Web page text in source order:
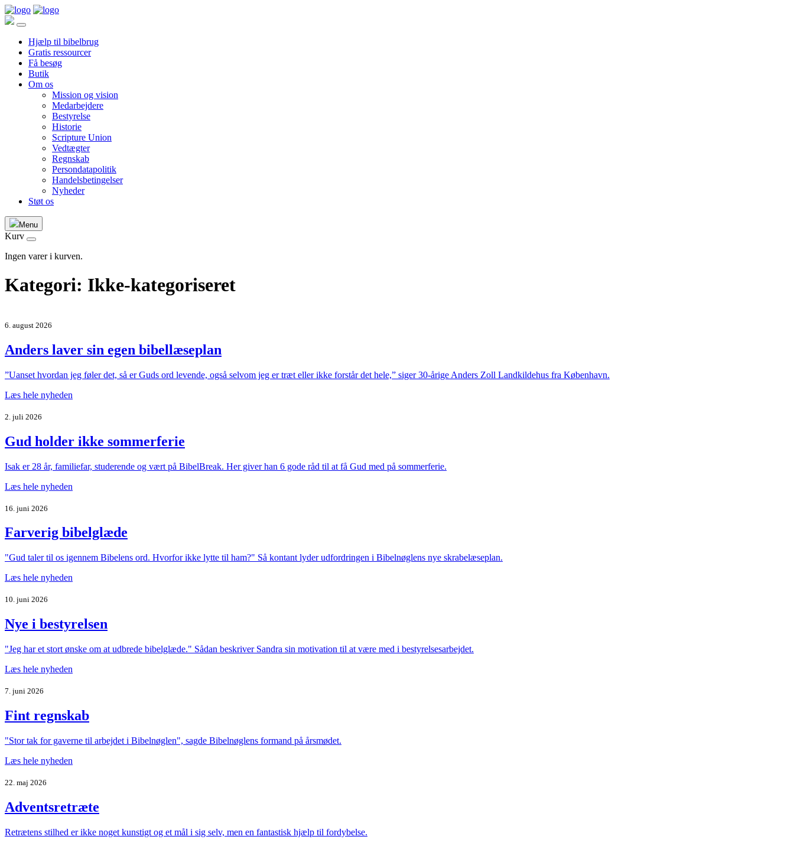
Hjælp til bibelbrug
Gratis ressourcer
Få besøg
Butik
Om os
Mission og vision
Medarbejdere
Bestyrelse
Historie
Scripture Union
Vedtægter
Regnskab
Persondatapolitik
Handelsbetingelser
Nyheder
Støt os
Menu
Kurv
Ingen varer i kurven.
Kategori: Ikke-kategoriseret
6. august 2026
Anders laver sin egen bibellæseplan
”Uanset hvordan jeg føler det, så er Guds ord levende, også selvom jeg er træt eller ikke forstår det hele,” siger 30-årige Anders Zoll Landkildehus fra København.
Læs hele nyheden
2. juli 2026
Gud holder ikke sommerferie
Isak er 28 år, familiefar, studerende og vært på BibelBreak. Her giver han 6 gode råd til at få Gud med på sommerferie.
Læs hele nyheden
16. juni 2026
Farverig bibelglæde
"Gud taler til os igennem Bibelens ord. Hvorfor ikke lytte til ham?" Så kontant lyder udfordringen i Bibelnøglens nye skrabelæseplan.
Læs hele nyheden
10. juni 2026
Nye i bestyrelsen
"Jeg har et stort ønske om at udbrede bibelglæde." Sådan beskriver Sandra sin motivation til at være med i bestyrelsesarbejdet.
Læs hele nyheden
7. juni 2026
Fint regnskab
"Stor tak for gaverne til arbejdet i Bibelnøglen", sagde Bibelnøglens formand på årsmødet.
Læs hele nyheden
22. maj 2026
Adventsretræte
Retrætens stilhed er ikke noget kunstigt og et mål i sig selv, men en fantastisk hjælp til fordybelse.